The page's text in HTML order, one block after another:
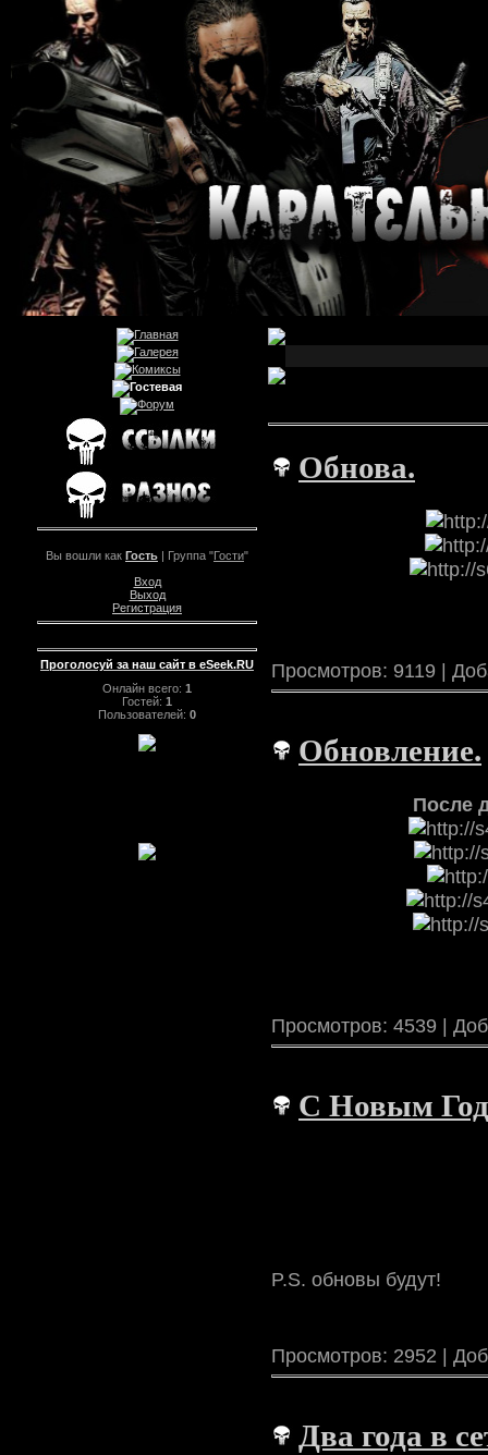
Вы вошли как Гость | Группа "Гости"
Вход
Выход
Регистрация
Проголосуй за наш сайт в eSeek.RU
Онлайн всего: 1
Гостей: 1
Пользователей: 0
Обнова.
Просмотров: 9119 |
Обновление.
После
Просмотров: 4539 |
С Новым
P.S. обновы будут!
Просмотров: 2952 |
Два года в